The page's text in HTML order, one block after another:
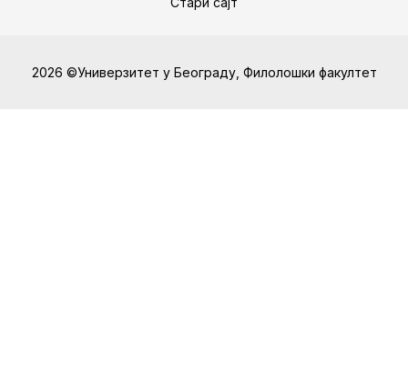
2026 ©Универзитет у Београду, Филолошки факултет